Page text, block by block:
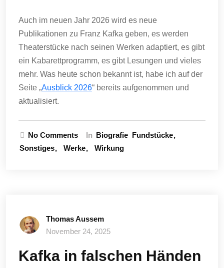
Auch im neuen Jahr 2026 wird es neue
Publikationen zu Franz Kafka geben, es werden
Theaterstücke nach seinen Werken adaptiert, es gibt
ein Kabarettprogramm, es gibt Lesungen und vieles
mehr. Was heute schon bekannt ist, habe ich auf der
Seite „Ausblick 2026“ bereits aufgenommen und
aktualisiert.
No Comments In Biografie Fundstücke
Sonstiges
Werke Wirkung
Thomas Aussem
November 24, 2025
Kafka in falschen Händen